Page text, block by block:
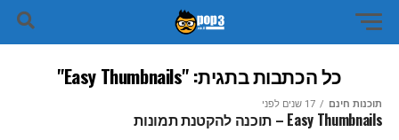
כל הכתבות בתגית: "Easy Thumbnails"
תוכנות חינם 17 שנים לפני
Easy Thumbnails – תוכנה להקטנת תמונות